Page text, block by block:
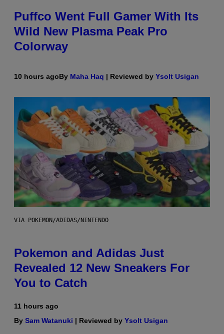
Puffco Went Full Gamer With Its
Wild New Plasma Peak Pro
Colorway
10 hours agoBy Maha Haq | Reviewed by Ysolt Usigan
VIA POKEMON/ADIDAS/NINTENDO
Pokemon and Adidas Just
Revealed 12 New Sneakers For
You to Catch
11 hours ago
By Sam Watanuki | Reviewed by Ysolt Usigan